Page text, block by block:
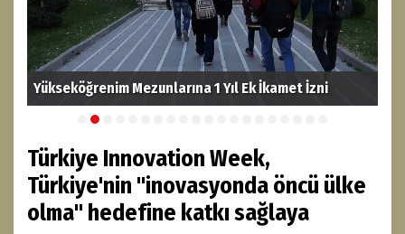
Yükseköğrenim Mezunlarına 1 Yıl Ek İkamet İzni
Türkiye Innovation Week,
Türkiye'nin "inovasyonda öncü ülke
olma" hedefine katkı sağlaya